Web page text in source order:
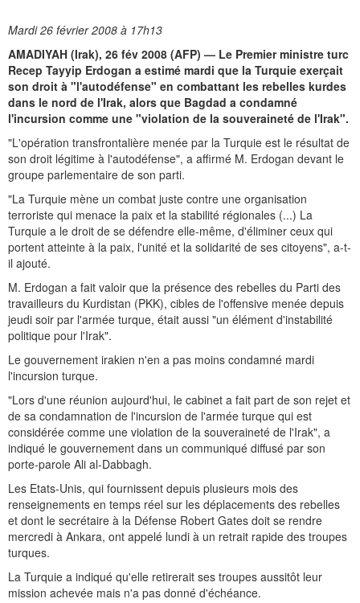
Mardi 26 février 2008 à 17h13
AMADIYAH (Irak), 26 fév 2008 (AFP) — Le Premier ministre turc
Recep Tayyip Erdogan a estimé mardi que la Turquie exerçait
son droit à "l'autodéfense" en combattant les rebelles kurdes
dans le nord de l'Irak, alors que Bagdad a condamné
l'incursion comme une "violation de la souveraineté de l'Irak".
"L'opération transfrontalière menée par la Turquie est le résultat de
son droit légitime à l'autodéfense", a affirmé M. Erdogan devant le
groupe parlementaire de son parti.
"La Turquie mène un combat juste contre une organisation
terroriste qui menace la paix et la stabilité régionales (...) La
Turquie a le droit de se défendre elle-même, d'éliminer ceux qui
portent atteinte à la paix, l'unité et la solidarité de ses citoyens", a-t-
il ajouté.
M. Erdogan a fait valoir que la présence des rebelles du Parti des
travailleurs du Kurdistan (PKK), cibles de l'offensive menée depuis
jeudi soir par l'armée turque, était aussi "un élément d'instabilité
politique pour l'Irak".
Le gouvernement irakien n'en a pas moins condamné mardi
l'incursion turque.
"Lors d'une réunion aujourd'hui, le cabinet a fait part de son rejet et
de sa condamnation de l'incursion de l'armée turque qui est
considérée comme une violation de la souveraineté de l'Irak", a
indiqué le gouvernement dans un communiqué diffusé par son
porte-parole Ali al-Dabbagh.
Les Etats-Unis, qui fournissent depuis plusieurs mois des
renseignements en temps réel sur les déplacements des rebelles
et dont le secrétaire à la Défense Robert Gates doit se rendre
mercredi à Ankara, ont appelé lundi à un retrait rapide des troupes
turques.
La Turquie a indiqué qu'elle retirerait ses troupes aussitôt leur
mission achevée mais n'a pas donné d'échéance.